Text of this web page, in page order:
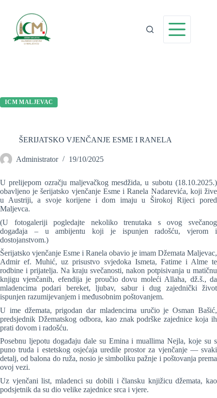
sadržaj
ICM MALJEVAC
ŠERIJATSKO VJENČANJE ESME I RANELA
Administrator 19/10/2025
U prelijepom ozračju maljevačkog mesdžida, u subotu (18.10.2025.)
obavljeno je šerijatsko vjenčanje Esme i Ranela Nadarevića, koji žive
u Austriji, a svoje korijene i dom imaju u Širokoj Rijeci pored
Maljevca.
(U fotogaleriji pogledajte nekoliko trenutaka s ovog svečanog
događaja – u ambijentu koji je ispunjen radošću, vjerom i
dostojanstvom.)
Šerijatsko vjenčanje Esme i Ranela obavio je imam Džemata Maljevac,
Admir ef. Muhić, uz prisustvo svjedoka Ismeta, Fatime i Alme te
rodbine i prijatelja. Na kraju svečanosti, nakon potpisivanja u matičnu
knjigu vjenčanih, efendija je proučio dovu moleći Allaha, dž.š., da
mladencima podari bereket, ljubav, sabur i dug zajednički život
ispunjen razumijevanjem i međusobnim poštovanjem.
U ime džemata, prigodan dar mladencima uručio je Osman Bašić,
predsjednik Džematskog odbora, kao znak podrške zajednice koja ih
prati dovom i radošću.
Posebnu ljepotu događaju dale su Emina i muallima Nejla, koje su s
puno truda i estetskog osjećaja uredile prostor za vjenčanje — svaki
detalj, od balona do ruža, nosio je simboliku pažnje i poštovanja prema
ovoj vezi.
Uz vjenčani list, mladenci su dobili i člansku knjižicu džemata, kao
podsjetnik da su dio velike zajednice srca i vjere.